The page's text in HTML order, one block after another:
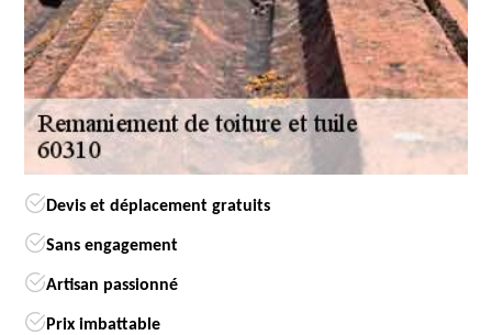
Devis et déplacement gratuits
Sans engagement
Artisan passionné
Prix imbattable